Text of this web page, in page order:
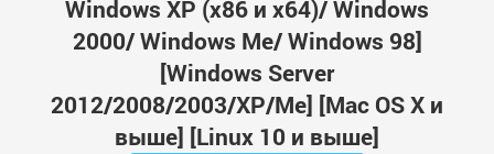
Windows XP (x86 и x64)/ Windows
2000/ Windows Me/ Windows 98]
[Windows Server
2012/2008/2003/XP/Me] [Mac OS X и
выше] [Linux 10 и выше]